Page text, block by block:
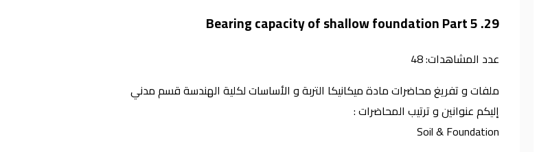
29. Bearing capacity of shallow foundation Part 5
عدد المشاهدات:
ملفات و تفريغ محاضرات مادة ميكانيكا التربة و الأساسات لكلية الهندسة قسم مدني
إليكم عنوانين و ترتيب المحاضرات :
Soil & Foundation